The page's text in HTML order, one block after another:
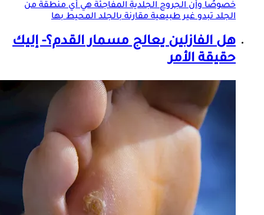
خصوصًا وأن الجروحالجلدية المفاجئة هي أي منطقة من
الجلدتبدو غير طبيعية مقارنة بالجلدالمحيط بها
هل الفازلين يعالج مسمار القدم؟- إليك
حقيقة الأمر